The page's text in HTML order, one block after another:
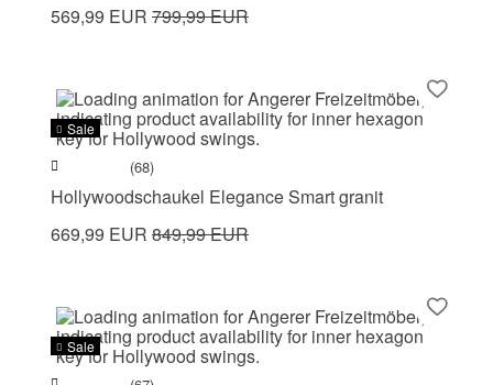
569,99 EUR 799,99 EUR
Sale
(68)
Hollywoodschaukel Elegance Smart granit
669,99 EUR 849,99 EUR
Sale